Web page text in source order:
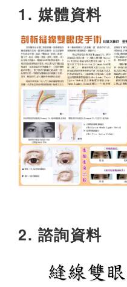
1. 媒體資料
2. 諮詢資料